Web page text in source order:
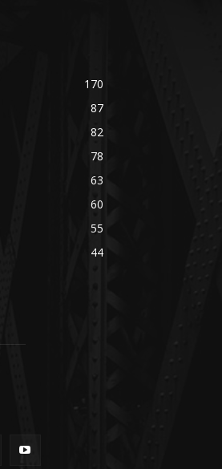
170
87
82
78
63
60
55
44